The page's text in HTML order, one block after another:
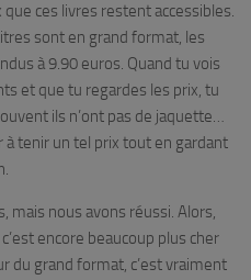
ces livres restent accessibles.
sont en grand format, les
à 9.90 euros. Quand tu vois
et que tu regardes les prix, tu
ils n’ont pas de jaquette…
à tenir un tel prix tout en gardant
mais nous avons réussi. Alors,
encore beaucoup plus cher
du grand format, c’est vraiment